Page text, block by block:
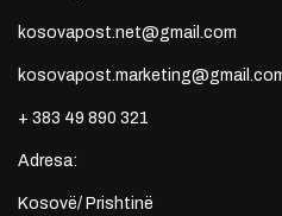
kosovapost.net@gmail.com
+ 383 49 890 321
Adresa:
Kosovë/ Prishtinë